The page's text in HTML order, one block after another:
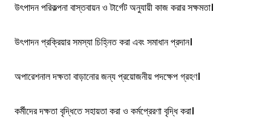
উৎপাদন পরিকল্পনা বাস্তবায়ন ও টার্গেট অনুযায়ী কাজ করার সক্ষমতা।
উৎপাদন প্রক্রিয়ার সমস্যা চিহ্নিত করা এবং সমাধান প্রদান।
অপারেশনাল দক্ষতা বাড়ানোর জন্য প্রয়োজনীয় পদক্ষেপ গ্রহণ।
কর্মীদের দক্ষতা বৃদ্ধিতে সহায়তা করা ও কর্মপ্রেরণা বৃদ্ধি করা।